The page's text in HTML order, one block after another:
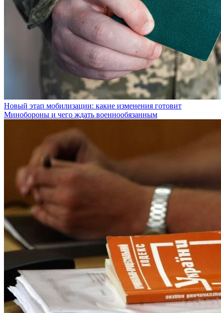
Новый этап мобилизации: какие изменения готовит
Минобороны и чего ждать военнообязанным